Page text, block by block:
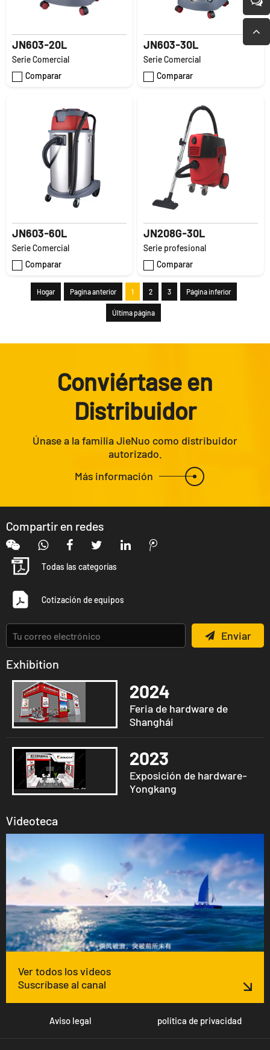
JN603-20L
Serie Comercial
Comparar
JN603-30L
Serie Comercial
Comparar
JN603-60L
Serie Comercial
Comparar
JN208G-30L
Serie profesional
Comparar
Hogar Pagina anterior 1 2 3 Página inferior
Última página
Conviértase en
Distribuidor
Únase a la familia JieNuo como distribuidor
autorizado.
Más información
Compartir en redes
Todas las categorías
Cotización de equipos
Enviar
Exhibition
2024
Feria de hardware de
Shanghái
2023
Exposición de hardware-
Yongkang
Videoteca
Ver todos los videos
Suscríbase al canal
Aviso legal política de privacidad